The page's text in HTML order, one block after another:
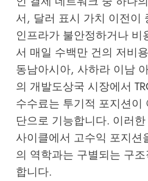
서, 달러 표시 가치 이전이
인프라가 불안정하거나 비
서 매일 수백만 건의 저비
동남아시아, 사하라 이남
의 개발도상국 시장에서
수수료는 투기적 포지션이
단으로 기능합니다. 이러
사이클에서 고수익 포지션
의 역학과는 구별되는 구
합니다.